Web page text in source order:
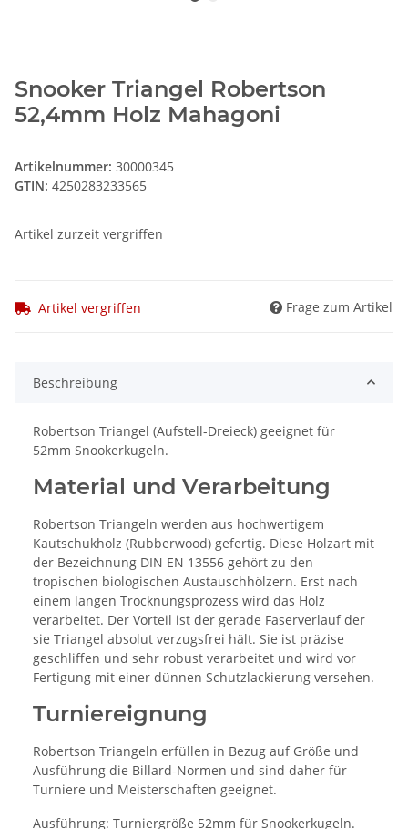
Snooker Triangel Robertson
52,4mm Holz Mahagoni
Artikelnummer: 30000345
GTIN: 4250283233565
Artikel zurzeit vergriffen
Artikel vergriffen Frage zum Artikel
Beschreibung
Robertson Triangel (Aufstell-Dreieck) geeignet für
52mm Snookerkugeln.
Material und Verarbeitung
Robertson Triangeln werden aus hochwertigem
Kautschukholz (Rubberwood) gefertig. Diese Holzart mit
der Bezeichnung DIN EN 13556 gehört zu den
tropischen biologischen Austauschhölzern. Erst nach
einem langen Trocknungsprozess wird das Holz
verarbeitet. Der Vorteil ist der gerade Faserverlauf der
sie Triangel absolut verzugsfrei hält. Sie ist präzise
geschliffen und sehr robust verarbeitet und wird vor
Fertigung mit einer dünnen Schutzlackierung versehen.
Turniereignung
Robertson Triangeln erfüllen in Bezug auf Größe und
Ausführung die Billard-Normen und sind daher für
Turniere und Meisterschaften geeignet.
Ausführung: Turniergröße 52mm für Snookerkugeln.